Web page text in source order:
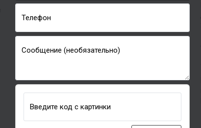
Телефон
Сообщение (необязательно)
Введите код с картинки